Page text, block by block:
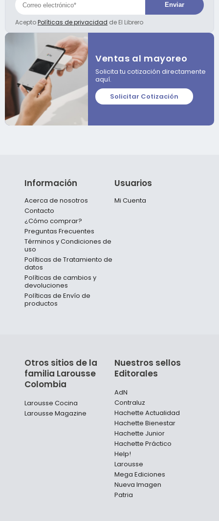
AceptoPolíticas de privacidad de El Librero
Ventas al mayoreo
Solicita tu cotización directamente
aquí.
Solicitar Cotización
Información
Acerca de nosotros
Contacto
¿Cómo comprar?
Preguntas Frecuentes
Términos y Condiciones de
uso
Políticas de Tratamiento de
datos
Políticas de cambios y
devoluciones
Políticas de Envío de
productos
Usuarios
Mi Cuenta
Otros sitios de la
familia Larousse
Colombia
Larousse Cocina
Larousse Magazine
Nuestros sellos
Editorales
AdN
Contraluz
Hachette Actualidad
Hachette Bienestar
Hachette Junior
Hachette Práctico
Help!
Larousse
Mega Ediciones
Nueva Imagen
Patria